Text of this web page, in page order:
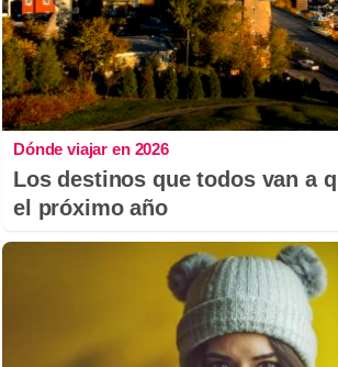
Dónde viajar en 2026
Los destinos que todos van a
el próximo año